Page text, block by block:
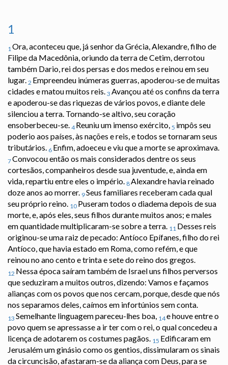
1
1Ora, aconteceu que, já senhor da Grécia, Alexandre, filho de
Filipe da Macedônia, oriundo da terra de Cetim, derrotou
também Dario, rei dos persas e dos medos e reinou em seu
lugar. 2 Empreendeu inúmeras guerras, apoderou-se de muitas
cidades e matou muitos reis. 3 Avançou até os confins da terra
e apoderou-se das riquezas de vários povos, e diante dele
silenciou a terra. Tornando-se altivo, seu coração
ensoberbeceu-se. 4 Reuniu um imenso exército, 5 impôs seu
poderio aos países, às nações e reis, e todos se tornaram seus
tributários. 6 Enfim, adoeceu e viu que a morte se aproximava.
7Convocou então os mais considerados dentre os seus
cortesãos, companheiros desde sua juventude, e, ainda em
vida, repartiu entre eles o império. 8Alexandre havia reinado
doze anos ao morrer. 9Seus familiares receberam cada qual
seu próprio reino. 10 Puseram todos o diadema depois de sua
morte, e, após eles, seus filhos durante muitos anos; e males
em quantidade multiplicaram-se sobre a terra. 11 Desses reis
originou-se uma raiz de pecado: Antíoco Epífanes, filho do rei
Antíoco, que havia estado em Roma, como refém, e que
reinou no ano cento e trinta e sete do reino dos gregos.
12 Nessa época saíram também de Israel uns filhos perversos
que seduziram a muitos outros, dizendo: Vamos e façamos
alianças com os povos que nos cercam, porque, desde que nós
nos separamos deles, caímos em infortúnios sem conta.
13 Semelhante linguagem pareceu-lhes boa, 14e houve entre o
povo quem se apressasse a ir ter com o rei, o qual concedeu a
licença de adotarem os costumes pagãos. 15 Edificaram em
Jerusalém um ginásio como os gentios, dissimularam os sinais
da circuncisão, afastaram-se da aliança com Deus, para se